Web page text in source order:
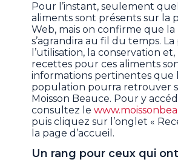
Pour l’instant, seulement
aliments sont présents sur la
Web, mais on confirme que la
s’agrandira au fil du temps.
l’utilisation, la conservation
recettes pour ces aliments
informations pertinentes que
population pourra retrouver
Moisson Beauce. Pour y
consultez le
puis cliquez sur l’onglet «
la page d’accueil.
Un rang pour ceux qui